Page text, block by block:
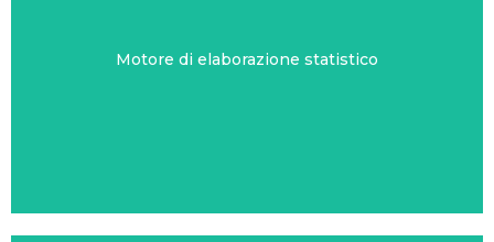
Motore di elaborazione statistico
ND24 ANALYZER